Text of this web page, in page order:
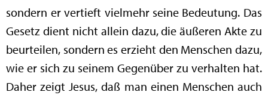
sondern er vertieft vielmehr seine Bedeutung. Das
Gesetz dient nicht allein dazu, die äußeren Akte zu
beurteilen, sondern es erzieht den Menschen dazu,
wie er sich zu seinem Gegenüber zu verhalten hat.
Daher zeigt Jesus, daß man einen Menschen auch